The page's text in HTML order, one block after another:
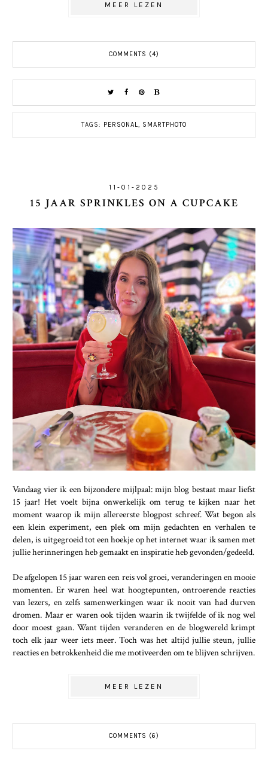
MEER LEZEN
COMMENTS (4)
TAGS: PERSONAL, SMARTPHOTO
11-01-2025
15 JAAR SPRINKLES ON A CUPCAKE
Vandaag vier ik een bijzondere mijlpaal: mijn blog bestaat maar liefst
15 jaar! Het voelt bijna onwerkelijk om terug te kijken naar het
moment waarop ik mijn allereerste blogpost schreef. Wat begon als
een klein experiment, een plek om mijn gedachten en verhalen te
delen, is uitgegroeid tot een hoekje op het internet waar ik samen met
jullie herinneringen heb gemaakt en inspiratie heb gevonden/gedeeld.
De afgelopen 15 jaar waren een reis vol groei, veranderingen en mooie
momenten. Er waren heel wat hoogtepunten, ontroerende reacties
van lezers, en zelfs samenwerkingen waar ik nooit van had durven
dromen. Maar er waren ook tijden waarin ik twijfelde of ik nog wel
door moest gaan. Want tijden veranderen en de blogwereld krimpt
toch elk jaar weer iets meer. Toch was het altijd jullie steun, jullie
reacties en betrokkenheid die me motiveerden om te blijven schrijven.
MEER LEZEN
COMMENTS (6)